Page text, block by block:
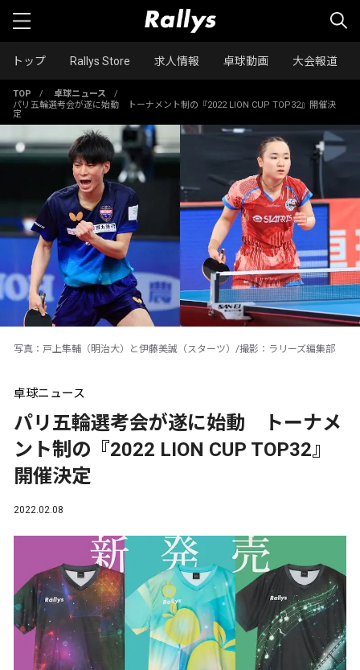
トップ Rallys Store 求人情報 卓球動画 大会報道
TOP / 卓球ニュース
/
パリ五輪選考会が遂に始動 トーナメント制の『2022 LION CUP TOP32』開催決
定
写真：戸上隼輔（明治大）と伊藤美誠（スターツ）/撮影：ラリーズ編集部
卓球ニュース
パリ五輪選考会が遂に始動 トーナメ
ント制の『2022 LION CUP TOP32』
開催決定
2022.02.08